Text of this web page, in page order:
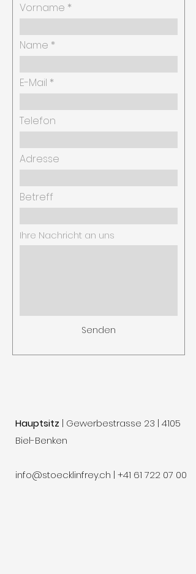
Vorname
Name
E-Mail
Telefon
Adresse
Betreff
Ihre Nachricht an uns
Senden
​Hauptsitz | Gewerbestrasse 23 | 4105
Biel-Benken
info@stoecklinfrey.ch | +41 61 722 07 00